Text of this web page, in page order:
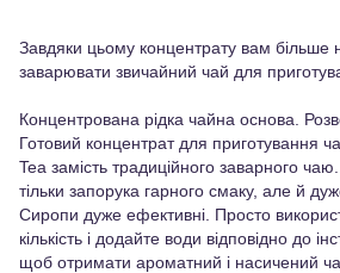
Завдяки цьому концентрату вам більше
заварювати звичайний чай для
Концентрована рідка чайна основа.
Готовий концентрат для приготування
Tea замість традиційного заварного
тільки запорука гарного смаку, але й
Сиропи дуже ефективні. Просто
кількість і додайте води відповідно до
щоб отримати ароматний і насичений